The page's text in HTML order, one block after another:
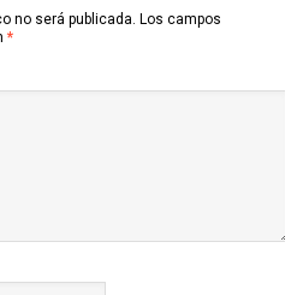
no será publicada. Los campos
*